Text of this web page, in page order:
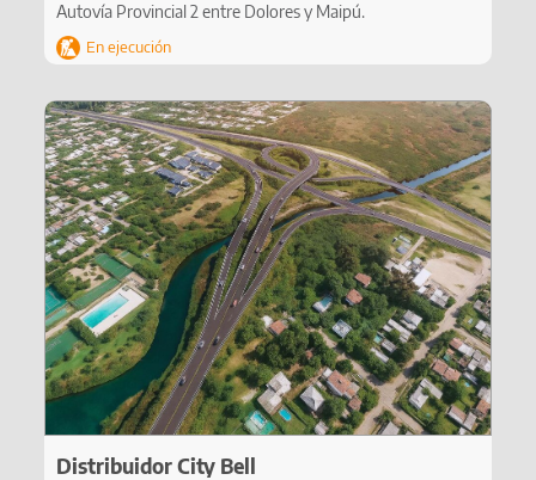
Autovía Provincial 2 entre Dolores y Maipú.
En ejecución
Distribuidor City Bell